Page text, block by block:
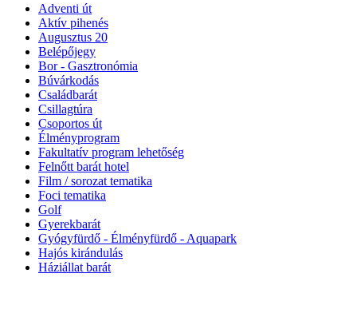
Adventi út
Aktív pihenés
Augusztus 20
Belépőjegy
Bor - Gasztronómia
Búvárkodás
Családbarát
Csillagtúra
Csoportos út
Élményprogram
Fakultatív program lehetőség
Felnőtt barát hotel
Film / sorozat tematika
Foci tematika
Golf
Gyerekbarát
Gyógyfürdő - Élményfürdő - Aquapark
Hajós kirándulás
Háziállat barát